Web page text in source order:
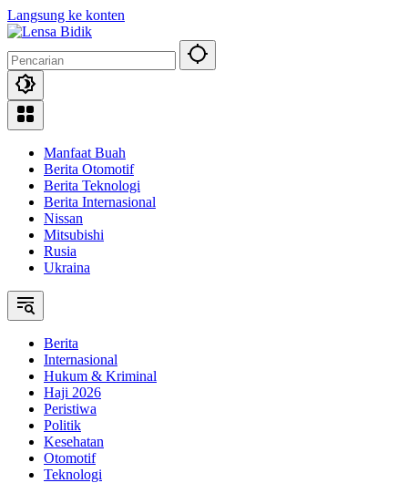
Langsung ke konten
Manfaat Buah
Berita Otomotif
Berita Teknologi
Berita Internasional
Nissan
Mitsubishi
Rusia
Ukraina
Berita
Internasional
Hukum & Kriminal
Haji 2026
Peristiwa
Politik
Kesehatan
Otomotif
Teknologi